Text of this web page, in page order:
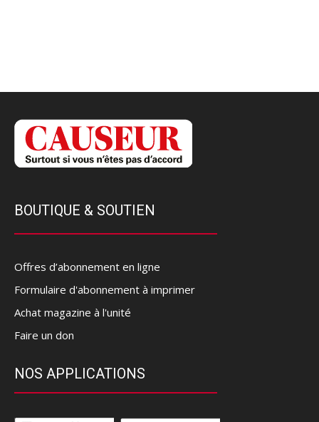
BOUTIQUE & SOUTIEN
Offres d’abonnement en ligne
Formulaire d'abonnement à imprimer
Achat magazine à l'unité
Faire un don
NOS APPLICATIONS